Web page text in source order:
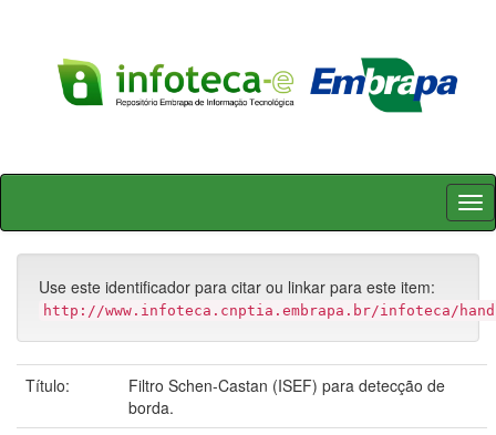
Skip
Use este identificador para citar ou linkar para este item:
http://www.infoteca.cnptia.embrapa.br/infoteca/
Título:
Filtro Schen-Castan (ISEF) para detecção de
borda.